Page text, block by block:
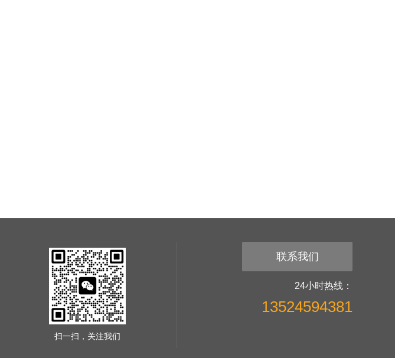
扫一扫，关注我们
联系我们
24小时热线：
13524594381